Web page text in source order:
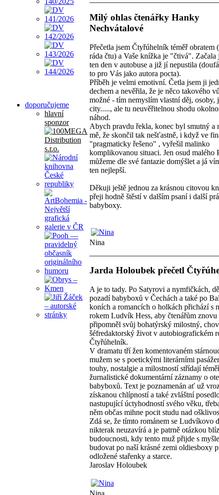
doporučujeme
hlavní
sponzor
Milý ohlas čtenářky Hanky
Nechvátalové
Přečetla jsem Čtyřúhelník téměř obratem
ráda čtu) a Vaše knížka je "čtivá". Začala
ten den v autobuse a již jí nepustila
to pro Vás jako autora pocta).
Příběh je velmi emotivní. Četla jsem ji
dechem a nevěřila, že je něco takového
možné - tím nemyslím vlastní děj, osoby,
city....., ale tu neuvěřitelnou shodu
náhod.
Abych pravdu řekla, konec byl smutný a
mě, že skončil tak nešťastně, i když ve
"pragmaticky řešeno" , vyřešil malinko
komplikovanou situaci. Jen osud malého
můžeme dle své fantazie domýšlet a já
ten nejlepší.
Děkuji ještě jednou za krásnou citovou
přeji hodně štěstí v dalším psaní i další
babyboxy.
Nina
Jarda Holoubek přečetl
A je to tady. Po Satyrovi a nymfičkách,
pozadí babyboxů v Čechách a také po
koních a romancích o holkách přichází s
rokem Ludvík Hess, aby čtenářům znovu
připomněl svůj bohatýrský milostný,
šéfredaktorský život v autobiografickém
Čtyřúhelník.
V dramatu tří žen komentovaném
mužem se s poetickými literárními
touhy, nostalgie a milostností střídají
žurnalistické dokumentární záznamy o
babyboxů. Text je poznamenán ať už
získanou chlípností a také zvláštní
nastupující úctyhodností svého věku,
něm občas mihne pocit studu nad
Zdá se, že tímto románem se Ludvíkovo
nikterak neuzavírá a je patrně otázkou
budoucnosti, kdy tento muž přijde s
budovat po naší krásné zemi oldiesboxy
odložené stařenky a starce.
Jaroslav Holoubek
Nina